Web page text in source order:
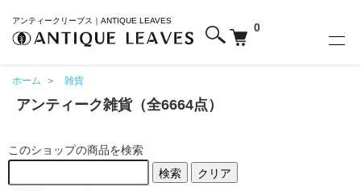
アンティークリーブス｜ANTIQUE LEAVES
0
ホーム ＞ 雑貨
アンティーク雑貨（全6664点）
このショップの商品を検索
検索
クリア